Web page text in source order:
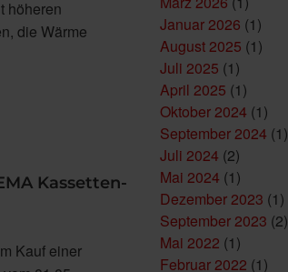
höheren
die Wärme
Kassetten-
Kauf einer
Januar 2026 (1)
August 2025 (1)
Juli 2025 (1)
April 2025 (1)
Oktober 2024 (1)
September 2024 (1)
Juli 2024 (2)
Mai 2024 (1)
Dezember 2023 (1)
September 2023 (2)
Mai 2022 (1)
Februar 2022 (1)